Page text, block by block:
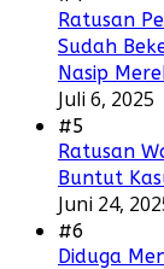
Ratusan
Sudah
Nasip
Juli 6, 2025
#5
Ratusan
Buntut
Juni 24,
#6
Diduga